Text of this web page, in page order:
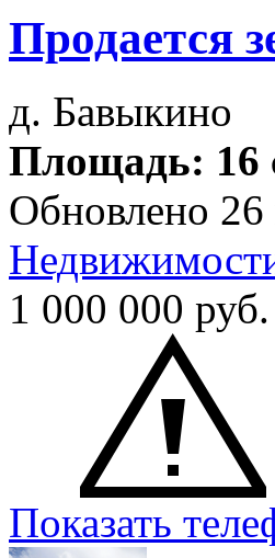
Продается
д. Бавыкино
Площадь: 16
Обновлено
1 000 000 руб.
Показать